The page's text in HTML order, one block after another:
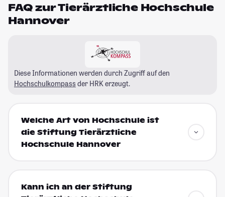
FAQ zur Tierärztliche Hochschule
Hannover
Diese Informationen werden durch Zugriff auf den
Hochschulkompass der HRK erzeugt.
Welche Art von Hochschule ist
die Stiftung Tierärztliche
Hochschule Hannover
Kann ich an der Stiftung